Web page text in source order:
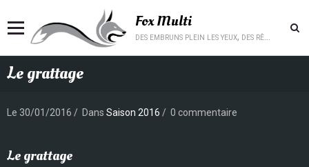
Fox Multi
des embruns plein les yeux, des rêves plein la tête.
Le grattage
Le 30/01/2016 Dans Saison 2016 0 commentaire
Le grattage